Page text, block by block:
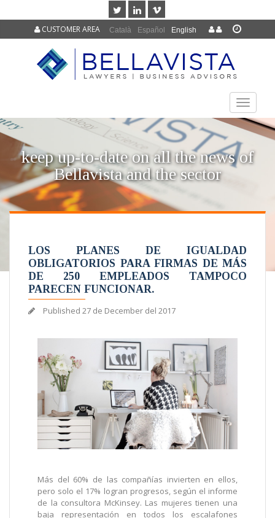
Català Español English
CUSTOMER AREA
TOGGLE
keep up-to-date on all the news of
Bellavista and the sector
LOS PLANES DE IGUALDAD
OBLIGATORIOS PARA FIRMAS DE MÁS
DE 250 EMPLEADOS TAMPOCO
PARECEN FUNCIONAR.
Published 27 de December del 2017
Más del 60% de las compañías invierten en ellos,
pero solo el 17% logran progresos, según el informe
de la consultora McKinsey. Las mujeres tienen una
baja representación en todos los escalafones